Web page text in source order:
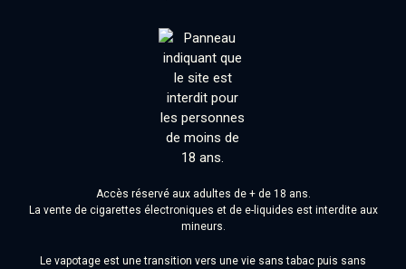
Accès réservé aux adultes de + de 18 ans.
La vente de cigarettes électroniques et de e-liquides est interdite aux
mineurs.
Le vapotage est une transition vers une vie sans tabac puis sans